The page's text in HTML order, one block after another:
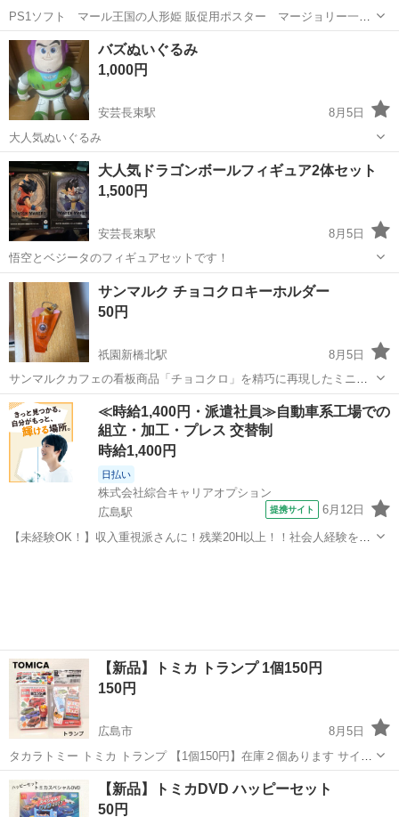
PS1ソフト マール王国の人形姫 販促用ポスター マージョリー一家
です。1998年発売当初に入手し、使用せず大事に保管しておりまし
た。 表面はキレイな状態を維持してます。ですが、裏面に若干湿気の
影響による汚れが発生してます...
広島 広島市 志和口駅
バズぬいぐるみ
1,000円
安芸長束駅
8月5日
大人気ぬいぐるみ
広島 広島市 安芸長束駅 おもちゃ
大人気ドラゴンボールフィギュア2体セット
1,500円
安芸長束駅
8月5日
悟空とベジータのフィギュアセットです！
広島 広島市 安芸長束駅 フィギュア
サンマルク チョコクロキーホルダー
50円
祇園新橋北駅
8月5日
サンマルクカフェの看板商品「チョコクロ」を精巧に再現したミニチ
ュアキーホルダーです。 - ブランド: サンマルクカフェ - 商品名: チョ
コクロ - 付属品: ボールチェーン
広島 広島市 祇園新橋北駅 その他
≪時給1,400円・派遣社員≫自動車系工場での
組立・加工・プレス 交替制
時給1,400円
日払い
株式会社綜合キャリアオプション
広島駅
提携サイト 6月12日
【未経験OK！】収入重視派さんに！残業20H以上！！社会人経験をつ
【新品】トミカ トランプ 1個150円
150円
広島市
8月5日
タカラトミー トミカ トランプ 【1個150円】在庫２個あります サイズ
約9cm×6cm 紙製トランプ 紙ケース付き ※新品未開封品ですがプライ
ズ品なのでご了承ください。 ★子供向けキャラクターグッズなど色々
出品中(...
広島 カードゲーム キャラクターグッズ
【新品】トミカDVD ハッピーセット
50円